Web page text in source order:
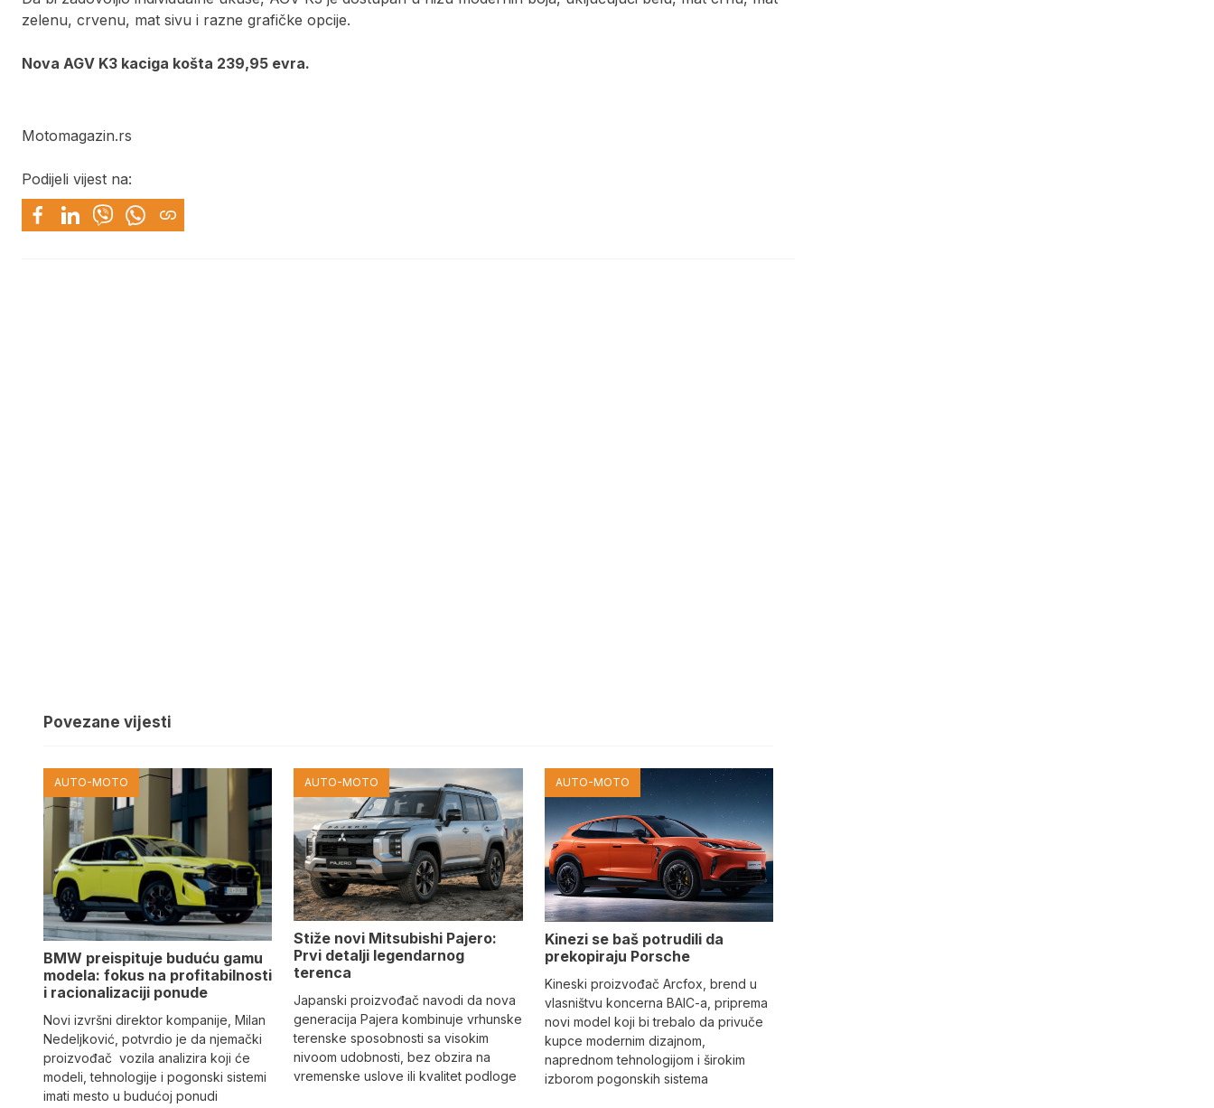
zelenu, crvenu, mat sivu i razne grafičke opcije.
Nova AGV K3 kaciga košta 239,95 evra.
Motomagazin.rs
Podijeli vijest na:
Povezane vijesti
AUTO-MOTO
BMW preispituje buduću gamu
modela: fokus na profitabilnosti
i racionalizaciji ponude
Novi izvršni direktor kompanije, Milan
Nedeljković, potvrdio je da njemački
proizvođač vozila analizira koji će
modeli, tehnologije i pogonski sistemi
imati mesto u budućoj ponudi
AUTO-MOTO
Stiže novi Mitsubishi Pajero:
Prvi detalji legendarnog
terenca
Japanski proizvođač navodi da nova
generacija Pajera kombinuje vrhunske
terenske sposobnosti sa visokim
nivoom udobnosti, bez obzira na
vremenske uslove ili kvalitet podloge
AUTO-MOTO
Kinezi se baš potrudili da
prekopiraju Porsche
Kineski proizvođač Arcfox, brend u
vlasništvu koncerna BAIC-a, priprema
novi model koji bi trebalo da privuče
kupce modernim dizajnom,
naprednom tehnologijom i širokim
izborom pogonskih sistema